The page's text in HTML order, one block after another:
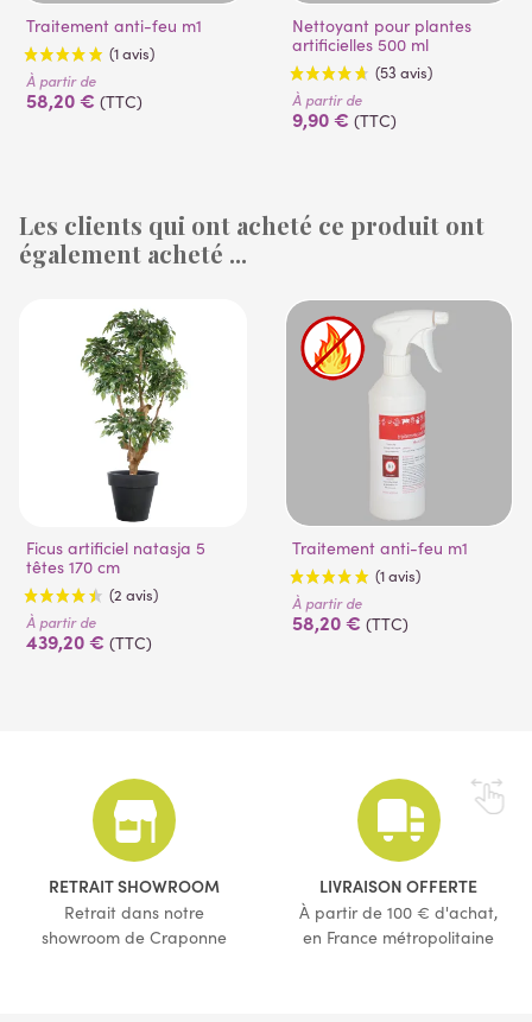
Traitement anti-feu m1
À partir de
58,20 € (TTC)
Nettoyant pour plantes
artificielles 500 ml
(53 avis)
À partir de
9,90 € (TTC)
Les clients qui ont acheté ce produit ont
également acheté ...
Ficus artificiel natasja 5
têtes 170 cm
(2 avis)
À partir de
439,20 € (TTC)
Traitement anti-feu m1
(1 avis)
À partir de
58,20 € (TTC)
RETRAIT SHOWROOM
Retrait dans notre
showroom de Craponne
LIVRAISON OFFERTE
À partir de 100 € d'achat,
en France métropolitaine